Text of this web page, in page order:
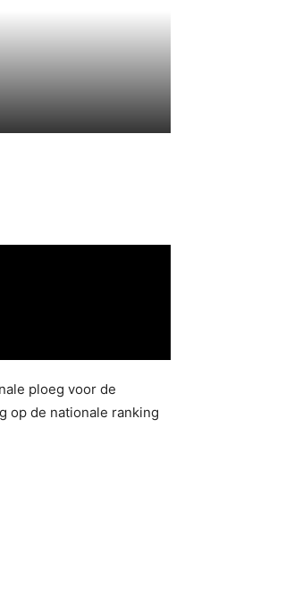
ploeg voor de
op de nationale ranking